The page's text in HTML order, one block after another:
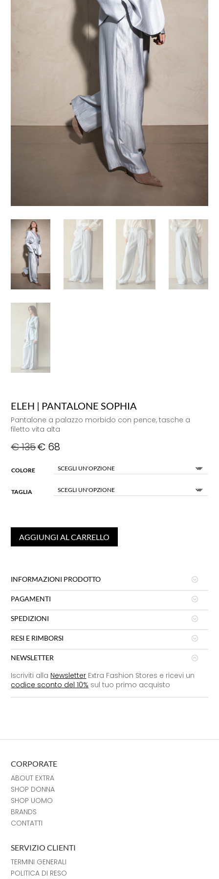
ELEH | PANTALONE SOPHIA
Pantalone a palazzo morbido con pence, tasche a
filetto vita alta
€135€ 68
COLORE
TAGLIA
AGGIUNGI AL CARRELLO
INFORMAZIONI PRODOTTO
PAGAMENTI
SPEDIZIONI
RESI E RIMBORSI
NEWSLETTER
Iscriviti alla Newsletter Extra Fashion Stores e ricevi un
codice sconto del 10% sul tuo primo acquisto
CORPORATE
ABOUT EXTRA
SHOP DONNA
SHOP UOMO
BRANDS
CONTATTI
SERVIZIO CLIENTI
TERMINI GENERALI
POLITICA DI RESO